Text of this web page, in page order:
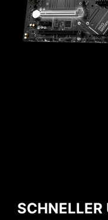
sich voll und
SCHNELLER
MSI führt
Spieleleistung,
EZ-MODE